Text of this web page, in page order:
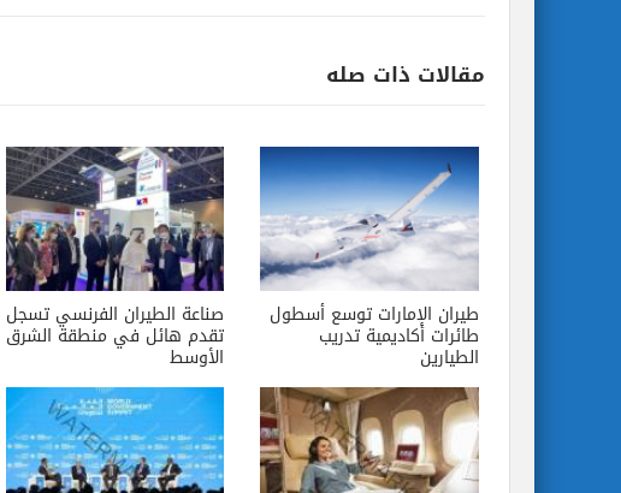
مقالات ذات صله
طيران الإمارات توسع أسطول
طائرات أكاديمية تدريب
الطيارين
صناعة الطيران الفرنسي تسجل
تقدم هائل في منطقة الشرق
الأوسط